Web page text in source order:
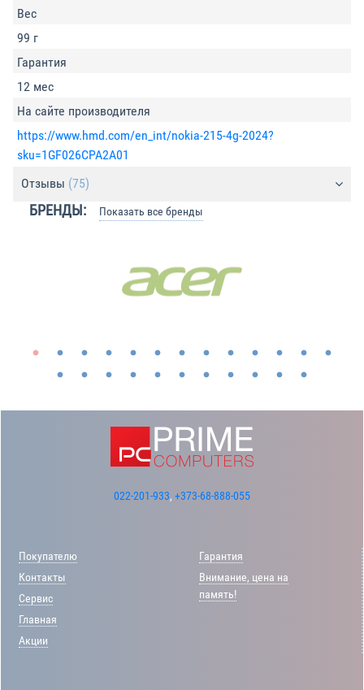
Вес
99 г
Гарантия
12 мес
На сайте производителя
https://www.hmd.com/en_int/nokia-215-4g-2024?
sku=1GF026CPA2A01
Отзывы (75)
БРЕНДЫ: Показать все бренды
022-201-933, +373-68-888-055
Покупателю
Контакты
Сервис
Главная
Акции
Гарантия
Внимание, цена на
память!